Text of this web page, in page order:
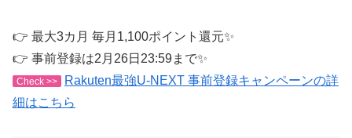
👉 最大3カ月 毎月1,100ポイント還元✨
👉 事前登録は2月26日23:59まで✨
Check >>
Rakuten最強U-NEXT 事前登録キャンペーンの詳
細はこちら